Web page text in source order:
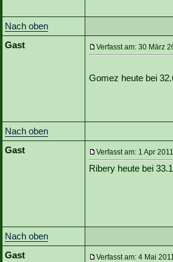
Nach oben
Gast
Verfasst am: 30 März
Gomez heute bei
Nach oben
Gast
Verfasst am: 1 Apr
Ribery heute bei
Nach oben
Gast
Verfasst am: 4 Mai